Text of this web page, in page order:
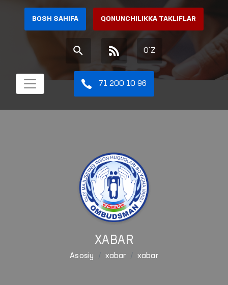
BOSH SAHIFA QONUNCHILIKKA TAKLIFLAR
O'Z
71 200 10 96
XABAR
Asosiy xabar xabar